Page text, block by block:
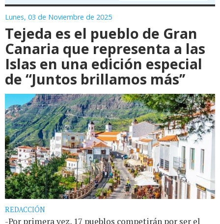
Lunes, 03 de Noviembre de 2025
Tejeda es el pueblo de Gran
Canaria que representa a las
Islas en una edición especial
de “Juntos brillamos más’’
REDACCIÓN
-Por primera vez, 17 pueblos competirán por ser el